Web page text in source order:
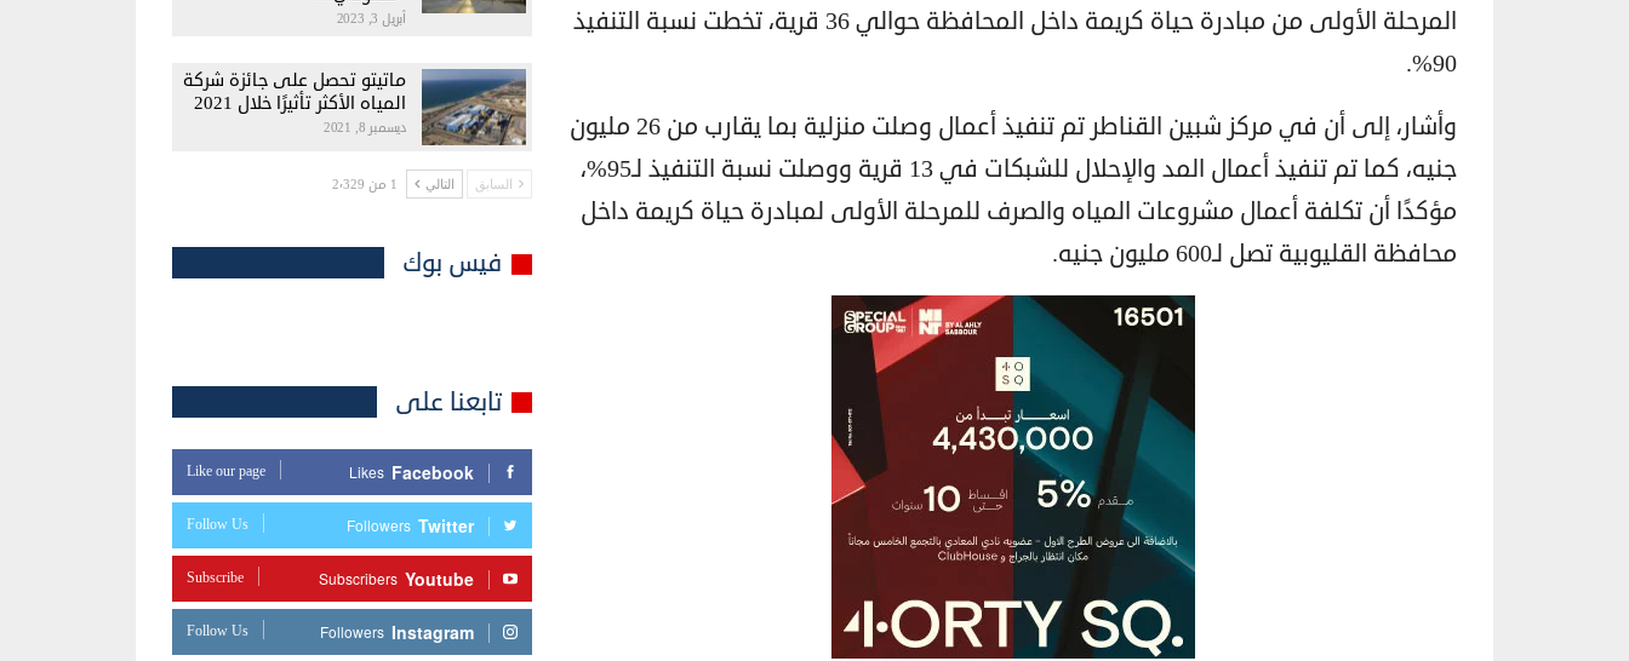
المرحلة الأولى من مبادرة حياة كريمة داخل المحافظة حوالي 36 قرية، تخطت نسبة التنفيذ
90%.
وأشار، إلى أن في مركز شبين القناطر تم تنفيذ أعمال وصلت منزلية بما يقارب من 26 مليون
جنيه، كما تم تنفيذ أعمال المد والإحلال للشبكات في 13 قرية ووصلت نسبة التنفيذ لـ95%،
مؤكدًا أن تكلفة أعمال مشروعات المياه والصرف للمرحلة الأولى لمبادرة حياة كريمة داخل
محافظة القليوبية تصل لـ600 مليون جنيه.
أبريل 3, 2023
ماتيتو تحصل على جائزة شركة
المياه الأكثر تأثيرًا خلال 2021
ديسمبر 8, 2021
السابق التالي 1 من 2٬329
فيس بوك
تابعنا على
Facebook
Likes
Like our page
Twitter
Followers
Follow Us
Youtube
Subscribers
Subscribe
Instagram
Followers
Follow Us